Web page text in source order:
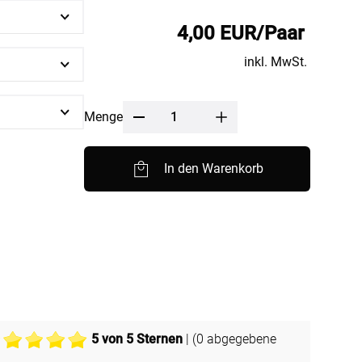
Pflegeanleitung
BEZAHLUNG SOCIAL MEDIA
4,00 EUR/Paar
inkl. MwSt.
Menge
In den Warenkorb
5von 5 Sternen | (0 abgegebene